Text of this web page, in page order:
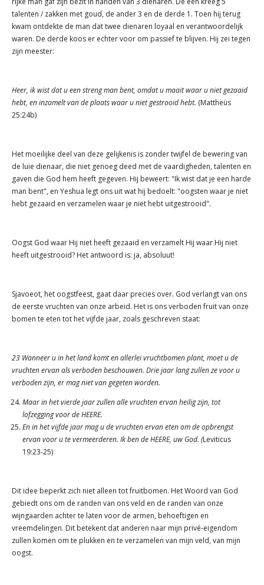
talenten / zakken met goud, de ander 3 en de derde 1. Toen hij terug
kwam ontdekte de man dat twee dienaren loyaal en verantwoordelijk
waren. De derde koos er echter voor om passief te blijven. Hij zei tegen
zijn meester:
Heer, ik wist dat u een streng man bent, omdat u maait waar u niet gezaaid
hebt, en inzamelt van de plaats waar u niet gestrooid hebt. (Mattheüs
25:24b)
Het moeilijke deel van deze gelijkenis is zonder twijfel de bewering van
de luie dienaar, die niet genoeg deed met de vaardigheden, talenten en
gaven die God hem heeft gegeven. Hij beweert: "Ik wist dat je een harde
man bent", en Yeshua legt ons uit wat hij bedoelt: "oogsten waar je niet
hebt gezaaid en verzamelen waar je niet hebt uitgestrooid".
Oogst God waar Hij niet heeft gezaaid en verzamelt Hij waar Hij niet
heeft uitgestrooid? Het antwoord is: ja, absoluut!
Sjavoeot, het oogstfeest, gaat daar precies over. God verlangt van ons
de eerste vruchten van onze arbeid. Het is ons verboden fruit van onze
bomen te eten tot het vijfde jaar, zoals geschreven staat:
23 Wanneer u in het land komt en allerlei vruchtbomen plant, moet u de
vruchten ervan als verboden beschouwen. Drie jaar lang zullen ze voor u
verboden zijn, er mag niet van gegeten worden.
Maar in het vierde jaar zullen alle vruchten ervan heilig zijn, tot
lofzegging voor de HEERE.
En in het vijfde jaar mag u de vruchten ervan eten om de opbrengst
ervan voor u te vermeerderen. Ik ben de HEERE, uw God. (Leviticus
19:23-25)
Dit idee beperkt zich niet alleen tot fruitbomen. Het Woord van God
gebiedt ons om de randen van ons veld en de randen van onze
wijngaarden achter te laten voor de armen, behoeftigen en
vreemdelingen. Dit betekent dat anderen naar mijn privé-eigendom
zullen komen om te plukken en te verzamelen van mijn veld, van mijn
oogst.